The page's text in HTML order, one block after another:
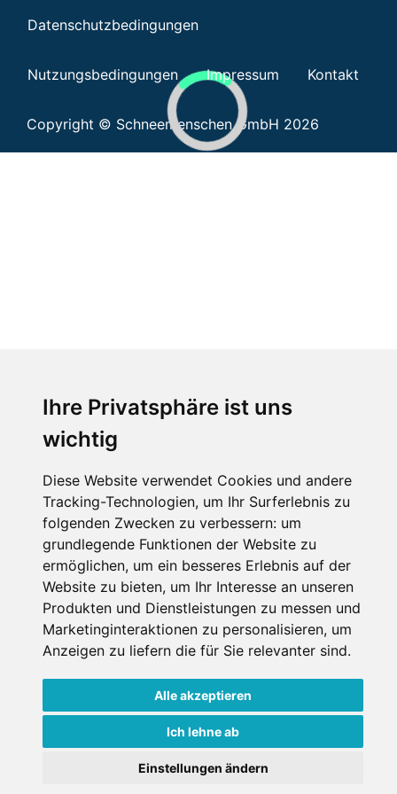
Ihre Privatsphäre ist uns
wichtig
Diese Website verwendet Cookies und andere
Tracking-Technologien, um Ihr Surferlebnis zu
folgenden Zwecken zu verbessern: um
grundlegende Funktionen der Website zu
ermöglichen, um ein besseres Erlebnis auf der
Website zu bieten, um Ihr Interesse an unseren
Produkten und Dienstleistungen zu messen und
Marketinginteraktionen zu personalisieren, um
Anzeigen zu liefern die für Sie relevanter sind.
Alle akzeptieren
Ich lehne ab
Einstellungen ändern
Datenschutzbedingungen
Nutzungsbedingungen Impressum Kontakt
Copyright © Schneemenschen GmbH 2026